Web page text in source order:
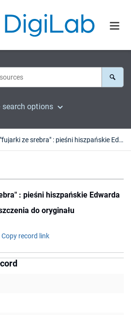
search options
Zagadka "fujarki ze srebra" : pieśni hiszpańskie Edwarda Porębowicza - od spolszczenia do oryginału
: pieśni hiszpańskie Edwarda
do oryginału
Copy record link